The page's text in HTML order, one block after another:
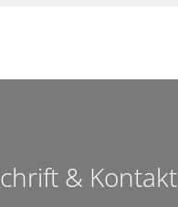
& Kontakt